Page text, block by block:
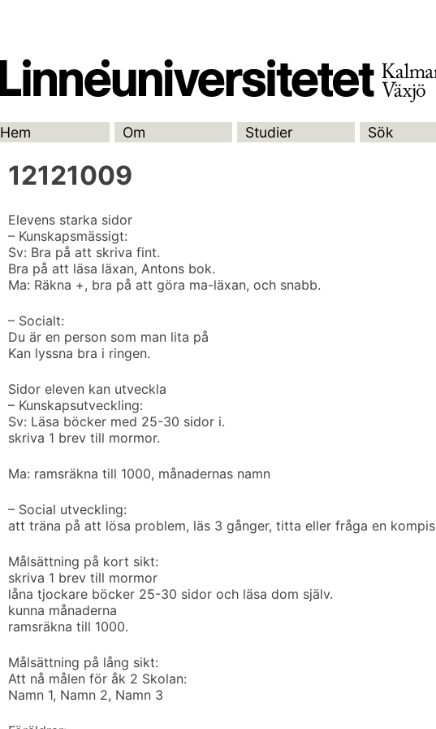
Hem Om Studier Sök
12121009
Elevens starka sidor
– Kunskapsmässigt:
Sv: Bra på att skriva fint.
Bra på att läsa läxan, Antons bok.
Ma: Räkna +, bra på att göra ma-läxan, och snabb.
– Socialt:
Du är en person som man lita på
Kan lyssna bra i ringen.
Sidor eleven kan utveckla
– Kunskapsutveckling:
Sv: Läsa böcker med 25-30 sidor i.
skriva 1 brev till mormor.
Ma: ramsräkna till 1000, månadernas namn
– Social utveckling:
att träna på att lösa problem, läs 3 gånger, titta eller fråga en kompis
Målsättning på kort sikt:
skriva 1 brev till mormor
låna tjockare böcker 25-30 sidor och läsa dom själv.
kunna månaderna
ramsräkna till 1000.
Målsättning på lång sikt:
Att nå målen för åk 2 Skolan:
Namn 1, Namn 2, Namn 3